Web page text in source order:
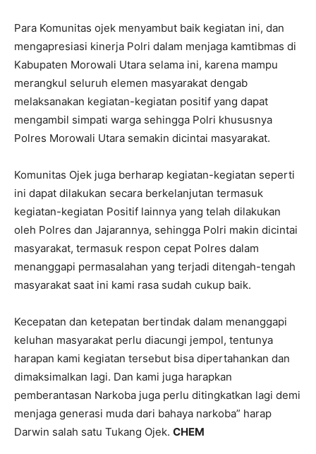
Para Komunitas ojek menyambut baik kegiatan ini, dan
mengapresiasi kinerja Polri dalam menjaga kamtibmas di
Kabupaten Morowali Utara selama ini, karena mampu
merangkul seluruh elemen masyarakat dengab
melaksanakan kegiatan-kegiatan positif yang dapat
mengambil simpati warga sehingga Polri khususnya
Polres Morowali Utara semakin dicintai masyarakat.
Komunitas Ojek juga berharap kegiatan-kegiatan seperti
ini dapat dilakukan secara berkelanjutan termasuk
kegiatan-kegiatan Positif lainnya yang telah dilakukan
oleh Polres dan Jajarannya, sehingga Polri makin dicintai
masyarakat, termasuk respon cepat Polres dalam
menanggapi permasalahan yang terjadi ditengah-tengah
masyarakat saat ini kami rasa sudah cukup baik.
Kecepatan dan ketepatan bertindak dalam menanggapi
keluhan masyarakat perlu diacungi jempol, tentunya
harapan kami kegiatan tersebut bisa dipertahankan dan
dimaksimalkan lagi. Dan kami juga harapkan
pemberantasan Narkoba juga perlu ditingkatkan lagi demi
menjaga generasi muda dari bahaya narkoba” harap
Darwin salah satu Tukang Ojek. CHEM